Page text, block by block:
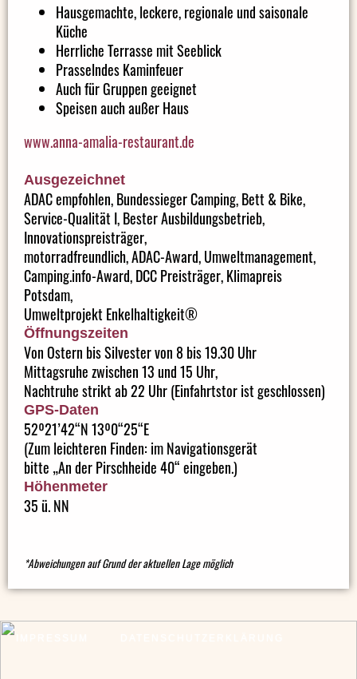
Hausgemachte, leckere, regionale und saisonale
Küche
Herrliche Terrasse mit Seeblick
Prasselndes Kaminfeuer
Auch für Gruppen geeignet
Speisen auch außer Haus
www.anna-amalia-restaurant.de
Ausgezeichnet
ADAC empfohlen, Bundessieger Camping, Bett & Bike,
Service-Qualität I, Bester Ausbildungsbetrieb,
Innovationspreisträger,
motorradfreundlich, ADAC-Award, Umweltmanagement,
Camping.info-Award, DCC Preisträger, Klimapreis
Potsdam,
Umweltprojekt Enkelhaltigkeit®
Öffnungszeiten
Von Ostern bis Silvester von 8 bis 19.30 Uhr
Mittagsruhe zwischen 13 und 15 Uhr,
Nachtruhe strikt ab 22 Uhr (Einfahrtstor ist geschlossen)
GPS-Daten
52º21’42“N 13º0“25“E
(Zum leichteren Finden: im Navigationsgerät
bitte „An der Pirschheide 40“ eingeben.)
Höhenmeter
35 ü. NN
*Abweichungen auf Grund der aktuellen Lage möglich